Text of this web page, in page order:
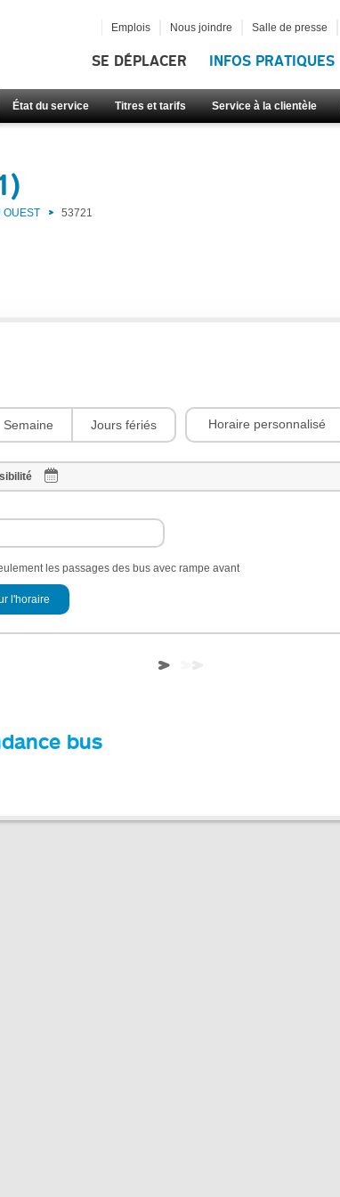
SE DÉPLACER INFOS PRATIQUES
État du service Titres et tarifs Service à la clientèle
Emplois Nous joindre Salle de presse
OUEST 53721
Semaine Jours fériés Horaire personnalisé
les passages des bus avec rampe avant
l'horaire
bus